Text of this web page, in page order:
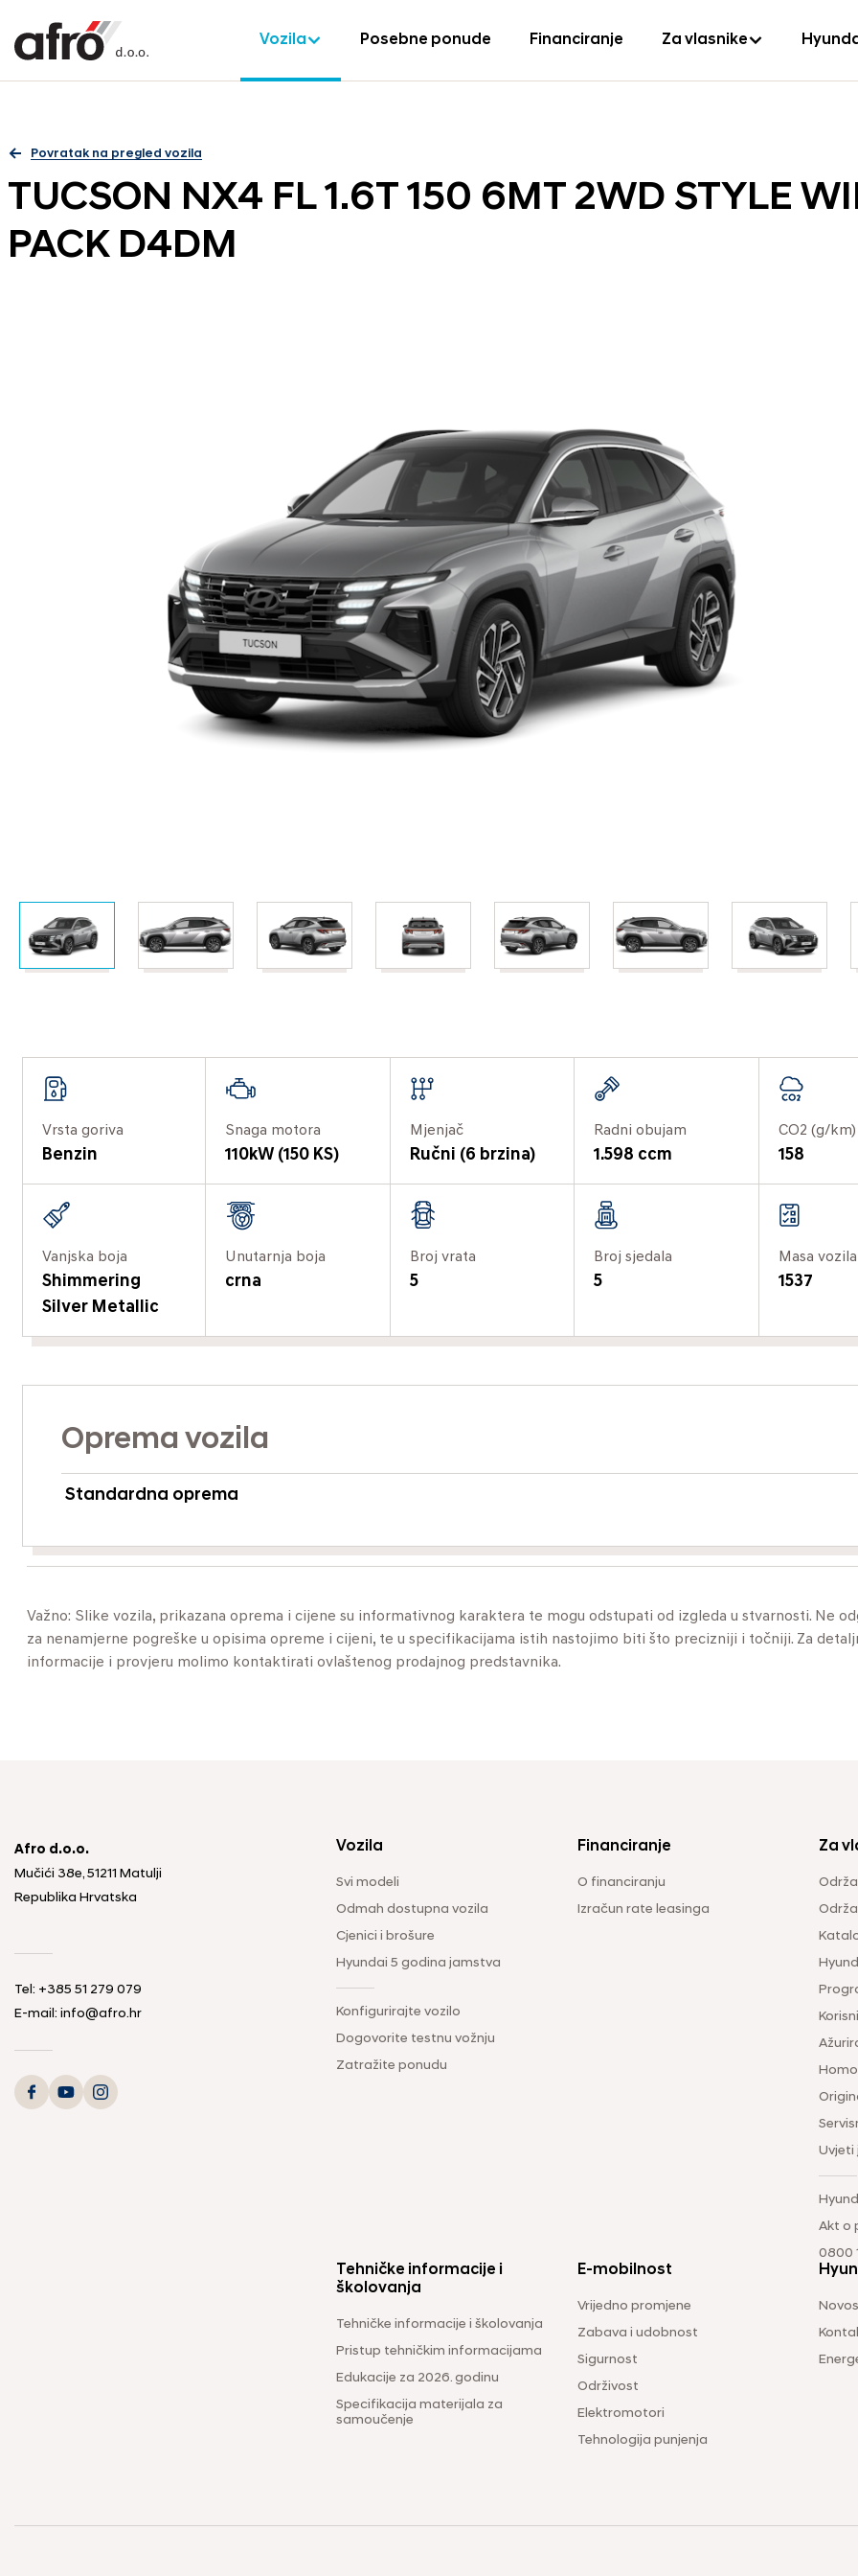
Vozila Posebne ponude Financiranje Za vlasnike
Povratak na pregled vozila
TUCSON NX4 FL 1.6T 150 6MT 2WD STYLE
PACK D4DM
Vrsta goriva
Benzin
Snaga motora
110kW (150 KS)
Mjenjač
Ručni (6 brzina)
Radni obujam
1.598 ccm
CO2 (g/km)
158
Vanjska boja
Shimmering
Silver Metallic
Unutarnja boja
crna
Broj vrata
5
Broj sjedala
5
Masa
1537
Oprema vozila
Standardna oprema
Važno: Slike vozila, prikazana oprema i cijene su informativnog karaktera te mogu odstupati od izgleda u stvarnosti. Ne
za nenamjerne pogreške u opisima opreme i cijeni, te u specifikacijama istih nastojimo biti što precizniji i točniji. Za
informacije i provjeru molimo kontaktirati ovlaštenog prodajnog predstavnika.
Afro d.o.o.
Mučići 38e, 51211 Matulji
Republika Hrvatska
Tel: +385 51 279 079
E-mail: info@afro.hr
Vozila
Svi modeli
Odmah dostupna vozila
Cjenici i brošure
Hyundai 5 godina jamstva
Konfigurirajte vozilo
Dogovorite testnu vožnju
Zatražite ponudu
Financiranje
O financiranju
Izračun rate leasinga
Za
Uvjeti
Akt o
0800
Tehničke informacije i
školovanja
Tehničke informacije i školovanja
Pristup tehničkim informacijama
Edukacije za 2026. godinu
Specifikacija materijala za
samoučenje
E-mobilnost
Vrijedno promjene
Zabava i udobnost
Sigurnost
Održivost
Elektromotori
Tehnologija punjenja